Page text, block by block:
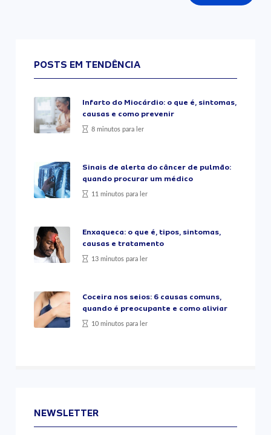
POSTS EM TENDÊNCIA
Infarto do Miocárdio: o que é, sintomas,
causas e como prevenir
8 minutos para ler
Sinais de alerta do câncer de pulmão:
quando procurar um médico
11 minutos para ler
Enxaqueca: o que é, tipos, sintomas,
causas e tratamento
13 minutos para ler
Coceira nos seios: 6 causas comuns,
quando é preocupante e como aliviar
10 minutos para ler
NEWSLETTER